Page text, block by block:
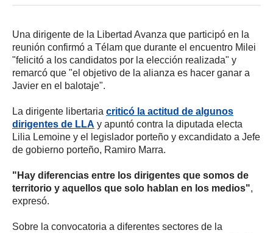
Una dirigente de la Libertad Avanza que participó en la
reunión confirmó a Télam que durante el encuentro Milei
"felicitó a los candidatos por la elección realizada" y
remarcó que "el objetivo de la alianza es hacer ganar a
Javier en el balotaje".
La dirigente libertaria criticó la actitud de algunos
dirigentes de LLA y apuntó contra la diputada electa
Lilia Lemoine y el legislador porteño y excandidato a Jefe
de gobierno porteño, Ramiro Marra.
"Hay diferencias entre los dirigentes que somos de
territorio y aquellos que solo hablan en los medios",
expresó.
Sobre la convocatoria a diferentes sectores de la